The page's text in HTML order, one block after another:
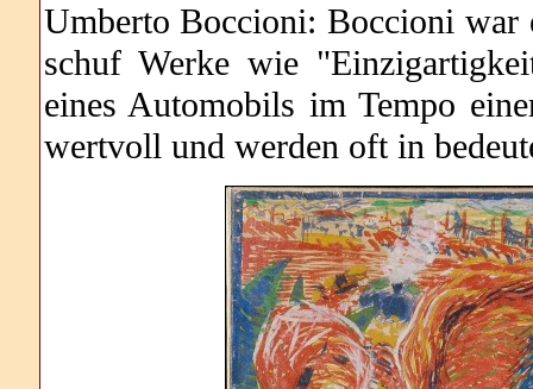
Umberto Boccioni: Boccioni war
schuf Werke wie
eines Automobils im Tempo
wertvoll und werden oft in